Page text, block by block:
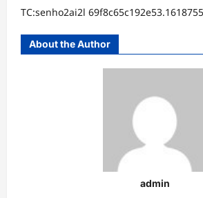
TC:senho2ai2l
About the Author
admin